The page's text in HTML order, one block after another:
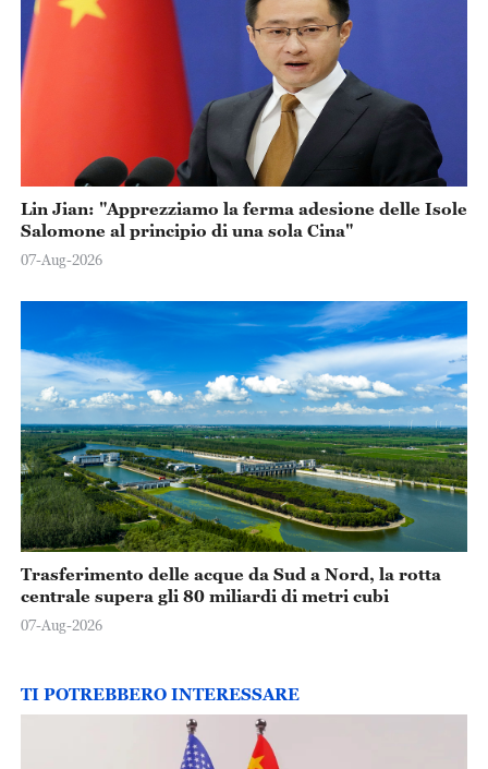
Lin Jian: "Apprezziamo la ferma adesione delle Isole
Salomone al principio di una sola Cina"
07-Aug-2026
Trasferimento delle acque da Sud a Nord, la rotta
centrale supera gli 80 miliardi di metri cubi
07-Aug-2026
TI POTREBBERO INTERESSARE